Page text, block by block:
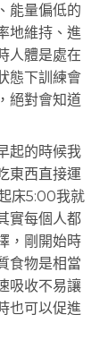
能量偏低的
地維持、進
人體是處在
態下訓練會
絕對會知道
起的時候我
東西直接運
床5:00我就
實每個人都
，剛開始時
食物是相當
吸收不易讓
也可以促進